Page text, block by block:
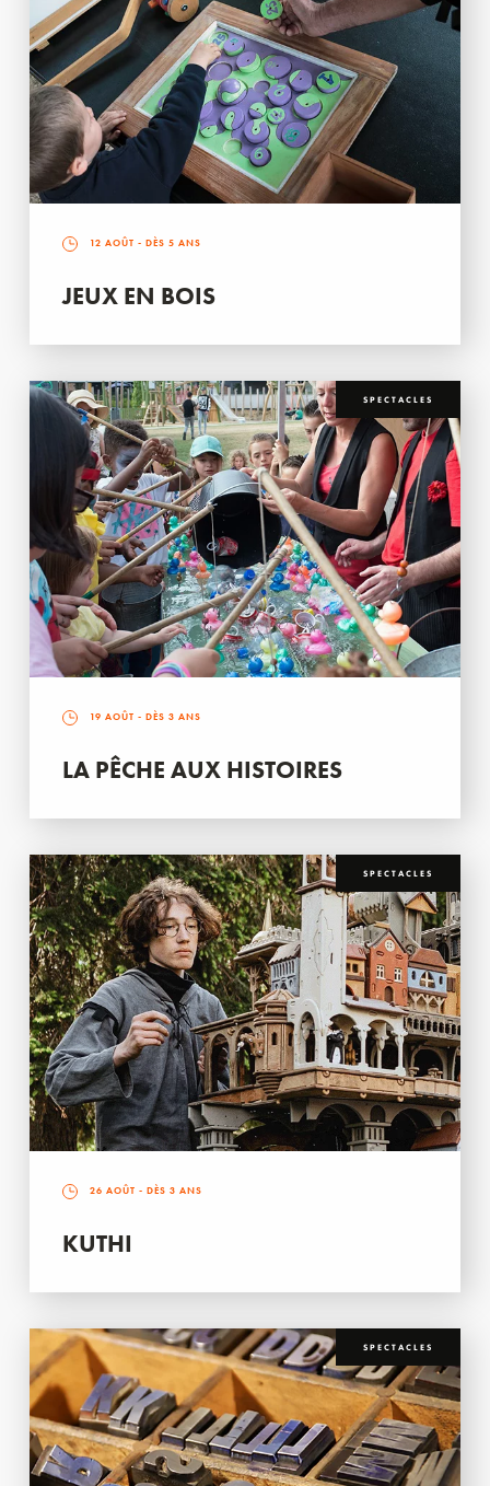
12 AOÛT - DÈS 5 ANS
JEUX EN BOIS
SPECTACLES
19 AOÛT - DÈS 3 ANS
LA PÊCHE AUX HISTOIRES
SPECTACLES
26 AOÛT - DÈS 3 ANS
KUTHI
SPECTACLES